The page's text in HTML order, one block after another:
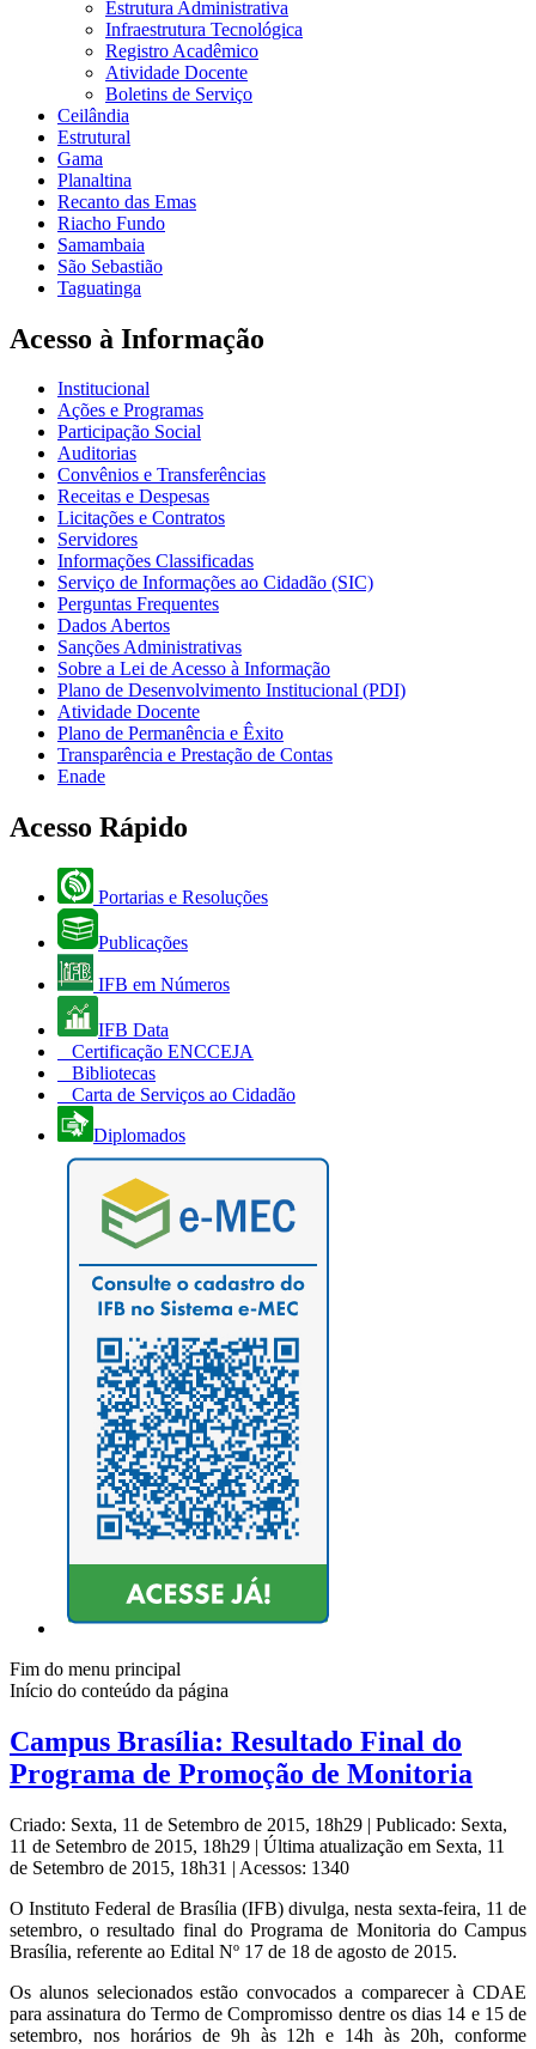
Estrutura Administrativa
Infraestrutura Tecnológica
Registro Acadêmico
Atividade Docente
Boletins de Serviço
Ceilândia
Estrutural
Gama
Planaltina
Recanto das Emas
Riacho Fundo
Samambaia
São Sebastião
Taguatinga
Acesso à Informação
Institucional
Ações e Programas
Participação Social
Auditorias
Convênios e Transferências
Receitas e Despesas
Licitações e Contratos
Servidores
Informações Classificadas
Serviço de Informações ao Cidadão (SIC)
Perguntas Frequentes
Dados Abertos
Sanções Administrativas
Sobre a Lei de Acesso à Informação
Plano de Desenvolvimento Institucional (PDI)
Atividade Docente
Plano de Permanência e Êxito
Transparência e Prestação de Contas
Enade
Acesso Rápido
Portarias e Resoluções
Publicações
IFB em Números
IFB Data
Certificação ENCCEJA
Bibliotecas
Carta de Serviços ao Cidadão
Diplomados
Fim do menu principal
Início do conteúdo da página
Campus Brasília: Resultado Final do
Programa de Promoção de Monitoria
Criado: Sexta, 11 de Setembro de 2015, 18h29 | Publicado: Sexta,
11 de Setembro de 2015, 18h29 | Última atualização em Sexta, 11
de Setembro de 2015, 18h31 | Acessos: 1340
O Instituto Federal de Brasília (IFB) divulga, nesta sexta-feira, 11 de
setembro, o resultado final do Programa de Monitoria do Campus
Brasília, referente ao Edital Nº 17 de 18 de agosto de 2015.
Os alunos selecionados estão convocados a comparecer à CDAE
para assinatura do Termo de Compromisso dentre os dias 14 e 15 de
setembro, nos horários de 9h às 12h e 14h às 20h, conforme